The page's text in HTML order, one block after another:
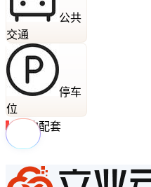
公共
交通
停车
位
周边配套